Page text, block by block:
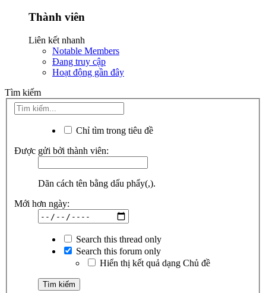
Thành viên
Liên kết nhanh
Notable Members
Đang truy cập
Hoạt động gần đây
Tìm kiếm
Chỉ tìm trong tiêu đề
Được gửi bởi thành viên:
Dãn cách tên bằng dấu phẩy(,).
Mới hơn ngày:
Search this thread only
Search this forum only
Hiển thị kết quả dạng Chủ đề